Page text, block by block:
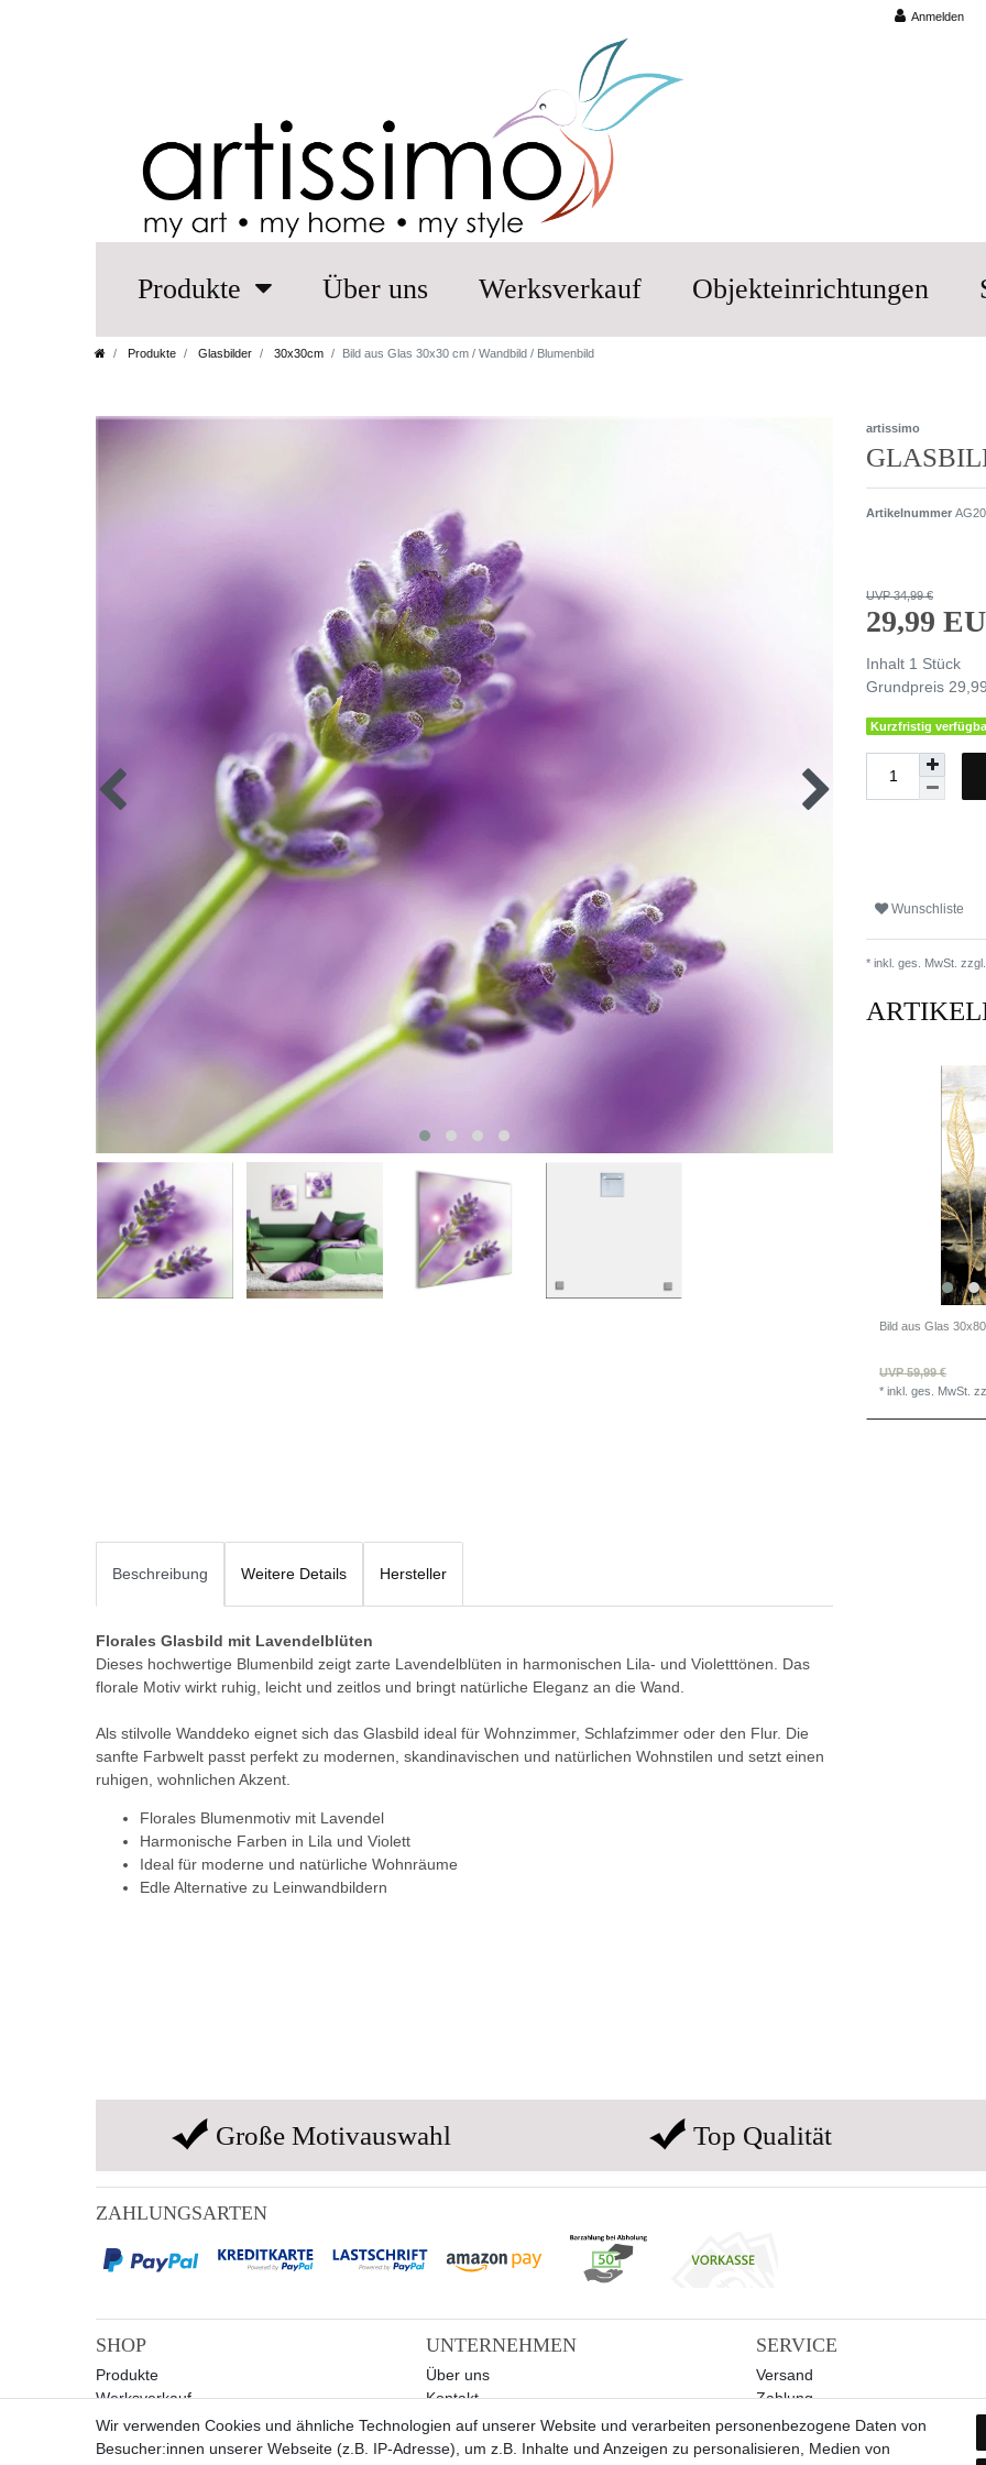
Anmelden
Produkte Über uns Werksverkauf Objekteinrichtungen
Produkte Glasbilder 30x30cm Bild aus Glas 30x30 cm / Wandbild / Blumenbild
artissimo
Artikelnummer
UVP 34,99 €
29,99
Inhalt 1 Stück
Grundpreis
Kurzfristig
Wunschliste
* inkl. ges. MwSt. zzgl.
UVP 59,99 €
*inkl. ges. MwSt.
Beschreibung Weitere Details Hersteller
Florales Glasbild mit Lavendelblüten
Dieses hochwertige Blumenbild zeigt zarte Lavendelblüten in harmonischen Lila- und Violetttönen. Das
florale Motiv wirkt ruhig, leicht und zeitlos und bringt natürliche Eleganz an die Wand.
Als stilvolle Wanddeko eignet sich das Glasbild ideal für Wohnzimmer, Schlafzimmer oder den Flur. Die
sanfte Farbwelt passt perfekt zu modernen, skandinavischen und natürlichen Wohnstilen und setzt einen
ruhigen, wohnlichen Akzent.
Florales Blumenmotiv mit Lavendel
Harmonische Farben in Lila und Violett
Ideal für moderne und natürliche Wohnräume
Edle Alternative zu Leinwandbildern
Große Motivauswahl Top Qualität
ZAHLUNGSARTEN
SHOP
Produkte
Werksverkauf
Sale
UNTERNEHMEN
Über uns
Kontakt
SERVICE
Versand
Zahlung
Hilfe
Wir verwenden Cookies und ähnliche Technologien auf unserer Website und verarbeiten personenbezogene Daten von
Besucher:innen unserer Webseite (z.B. IP-Adresse), um z.B. Inhalte und Anzeigen zu personalisieren, Medien von